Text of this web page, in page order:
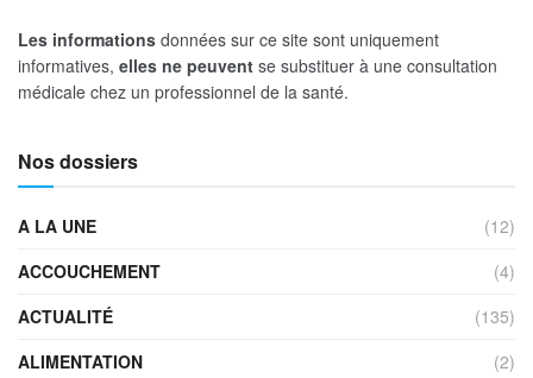
Les informations données sur ce site sont uniquement
informatives, elles ne peuvent se substituer à une consultation
médicale chez un professionnel de la santé.
Nos dossiers
A LA UNE
(12)
ACCOUCHEMENT
(4)
ACTUALITÉ
(135)
ALIMENTATION
(2)